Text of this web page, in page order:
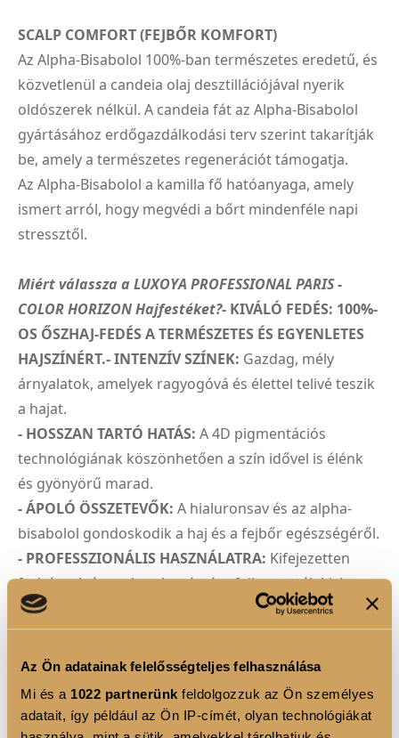
Az Ön adatainak felelősségteljes felhasználása
Mi és a 1022 partnerünk feldolgozzuk az Ön személyes
adatait, így például az Ön IP-címét, olyan technológiákat
SCALP COMFORT (FEJBŐR KOMFORT)
Az Alpha-Bisabolol 100%-ban természetes eredetű, és
közvetlenül a candeia olaj desztillációjával nyerik
oldószerek nélkül. A candeia fát az Alpha-Bisabolol
gyártásához erdőgazdálkodási terv szerint takarítják
be, amely a természetes regenerációt támogatja.
Az Alpha-Bisabolol a kamilla fő hatóanyaga, amely
ismert arról, hogy megvédi a bőrt mindenféle napi
stressztől.
Miért válassza a LUXOYA PROFESSIONAL PARIS -
COLOR HORIZON Hajfestéket?- KIVÁLÓ FEDÉS: 100%-
OS ŐSZHAJ-FEDÉS A TERMÉSZETES ÉS EGYENLETES
HAJSZÍNÉRT.- INTENZÍV SZÍNEK: Gazdag, mély
árnyalatok, amelyek ragyogóvá és élettel telivé teszik
a hajat.
- HOSSZAN TARTÓ HATÁS: A 4D pigmentációs
technológiának köszönhetően a szín idővel is élénk
és gyönyörű marad.
- ÁPOLÓ ÖSSZETEVŐK: A hialuronsav és az alpha-
bisabolol gondoskodik a haj és a fejbőr egészségéről.
- PROFESSZIONÁLIS HASZNÁLATRA: Kifejezetten
fodrászok és szalonok számára fejlesztették ki, hogy
a vendégek számára a legjobb eredményt biztosítsák.
4D PIGMENTÁCIÓS TECHNOLÓGIA
A Luxoya Professional Paris hajfestékei a 4D
Pigmentációs Technológiával új szintre emelik a
hajszínezést. A 3D technológia révén a pigmentek